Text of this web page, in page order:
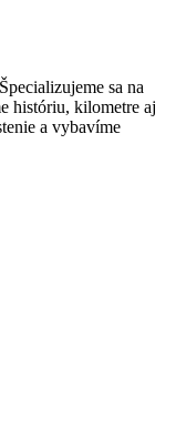
sa na
históriu, kilometre aj
a vybavíme